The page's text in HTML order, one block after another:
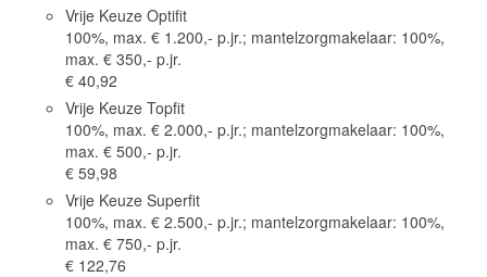
Vrije Keuze Optifit
100%, max. € 1.200,- p.jr.; mantelzorgmakelaar: 100%,
max. € 350,- p.jr.
€ 40,92
Vrije Keuze Topfit
100%, max. € 2.000,- p.jr.; mantelzorgmakelaar: 100%,
max. € 500,- p.jr.
€ 59,98
Vrije Keuze Superfit
100%, max. € 2.500,- p.jr.; mantelzorgmakelaar: 100%,
max. € 750,- p.jr.
€ 122,76